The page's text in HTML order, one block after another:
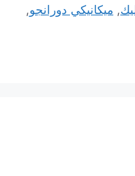
, ميكانيكي دورانجو,